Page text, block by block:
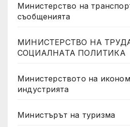
Министерство на
съобщенията
МИНИСТЕРСТВО НА
СОЦИАЛНАТА ПОЛИТИКА
Министерството на
индустрията
Министърът на туризма